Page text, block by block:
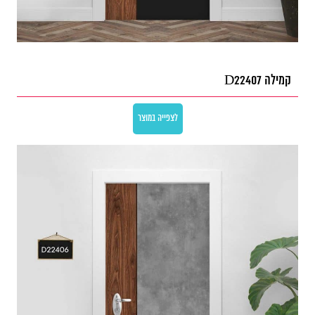
קמילה D22407
לצפייה במוצר